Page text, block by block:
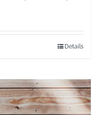
Details